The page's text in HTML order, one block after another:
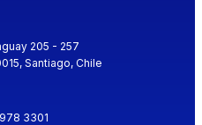
205 - 257
Santiago, Chile
3301